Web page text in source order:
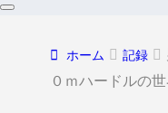
ホーム 記録
０ｍハードルの